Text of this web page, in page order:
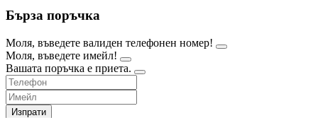
Бърза поръчка
Моля, въведете валиден телефонен номер!
Моля, въведете имейл!
Вашата поръчка е приета.
Изпрати